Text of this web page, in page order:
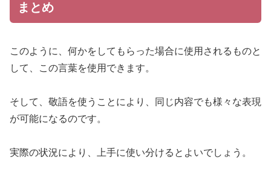
まとめ
このように、何かをしてもらった場合に使用されるものと
して、この言葉を使用できます。
そして、敬語を使うことにより、同じ内容でも様々な表現
が可能になるのです。
実際の状況により、上手に使い分けるとよいでしょう。